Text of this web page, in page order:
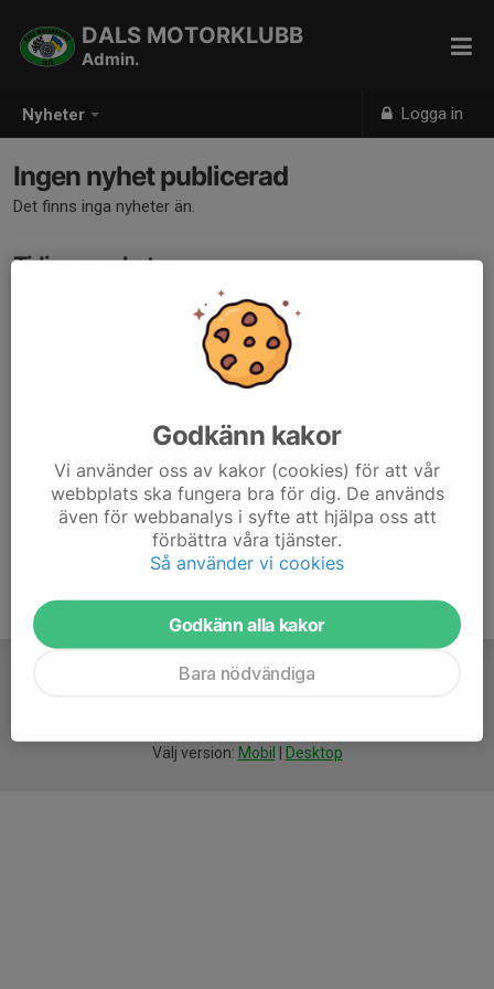
Nyheter Logga in
DALS MOTORKLUBB
Admin.
Ingen nyhet publicerad
Det finns inga nyheter än.
Tidigare nyheter
Det finns inga tidigare nyheter
Välj version: Mobil Desktop
Godkänn kakor
Vi använder oss av kakor (cookies) för att vår
webbplats ska fungera bra för dig. De används
även för webbanalys i syfte att hjälpa oss att
förbättra våra tjänster.
Så använder vi cookies
Godkänn alla kakor
Bara nödvändiga